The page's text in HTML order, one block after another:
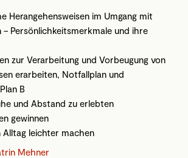
Herangehensweisen im Umgang mit
– Persönlichkeitsmerkmale und ihre
zur Verarbeitung und Vorbeugung von
erarbeiten, Notfallplan und
B
und Abstand zu erlebten
gewinnen
Alltag leichter machen
Mehner